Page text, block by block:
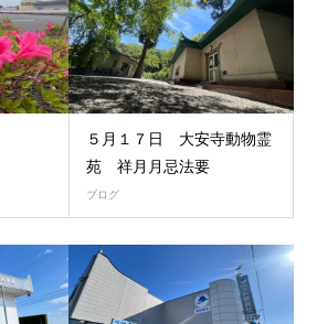
５月１７日 大安寺動物霊
苑 祥月月忌法要
ブログ